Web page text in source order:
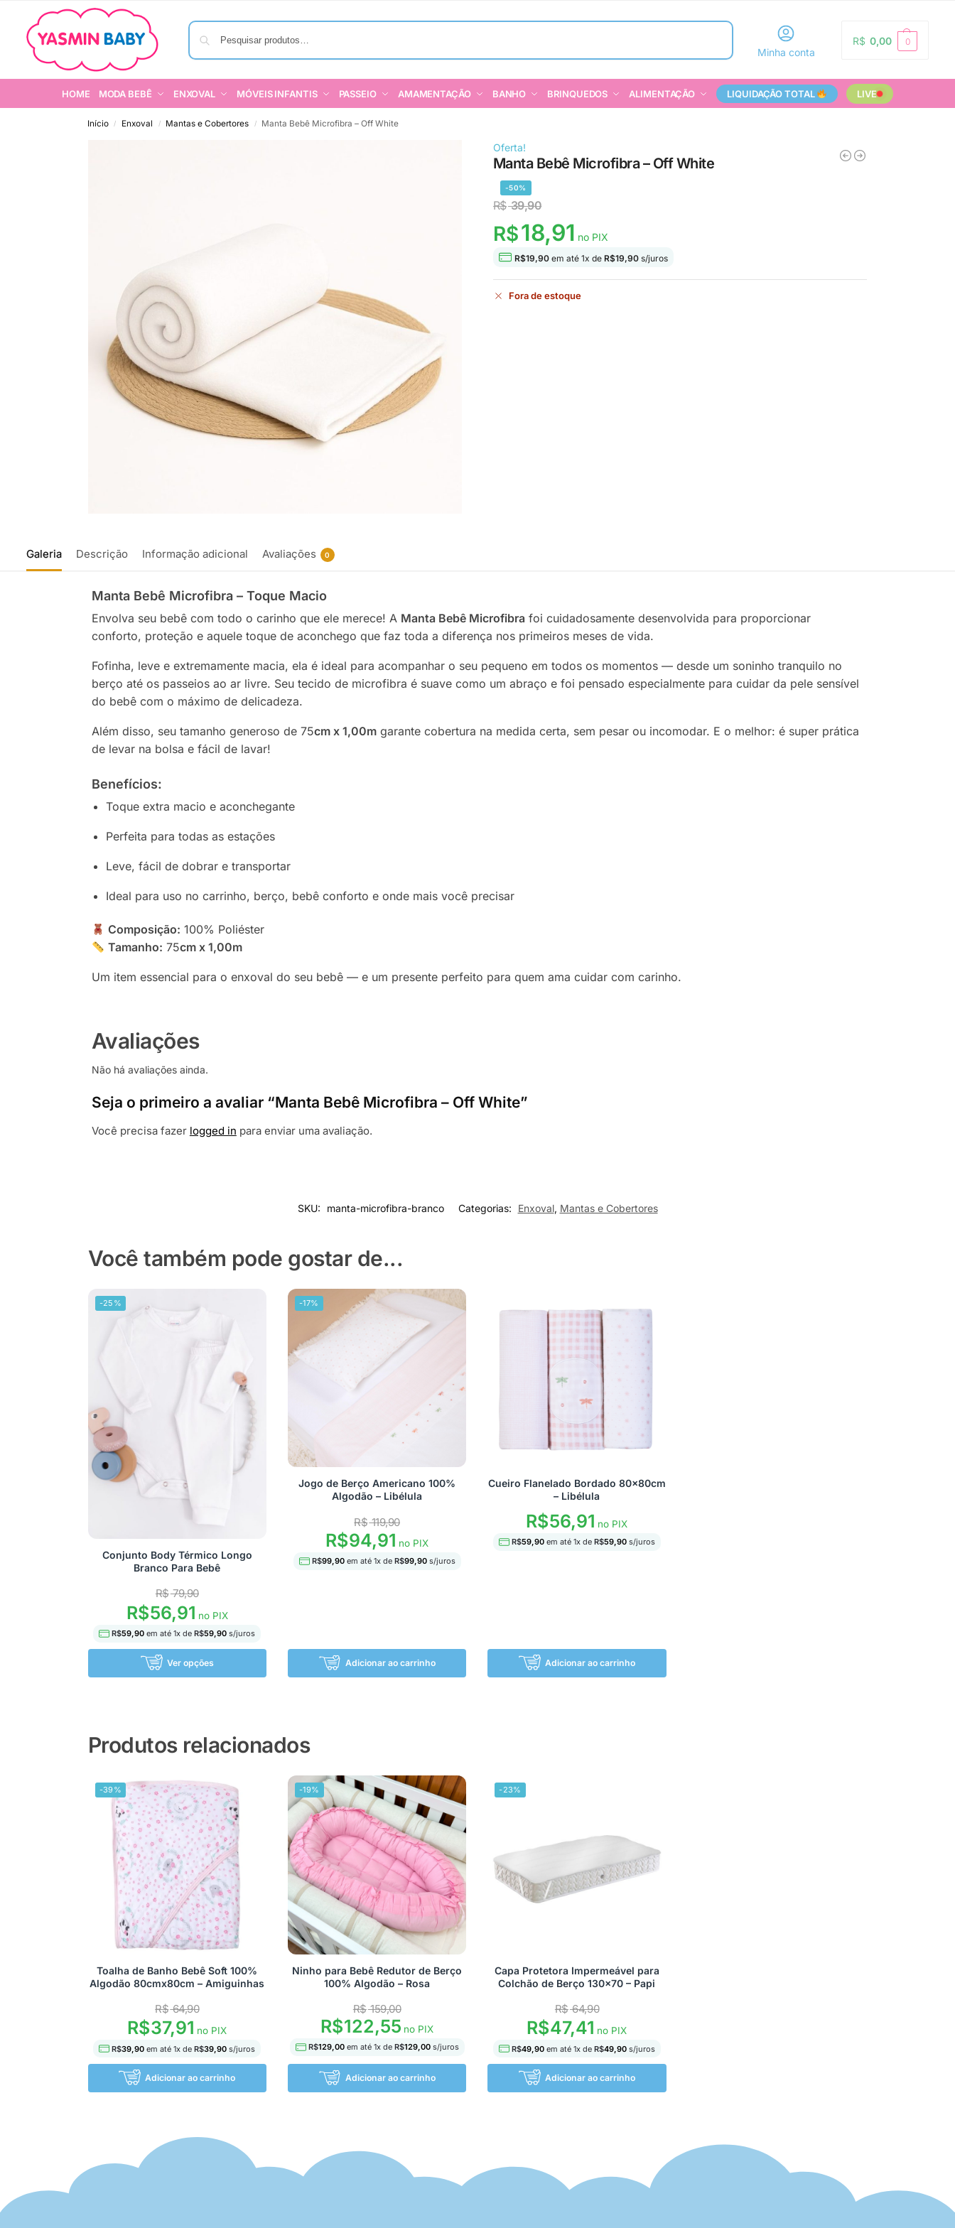
Pesquisar
Minha conta
R$ 0,00 0
HOME MODA BEBÊ ENXOVAL MÓVEIS INFANTIS PASSEIO AMAMENTAÇÃO BANHO BRINQUEDOS ALIMENTAÇÃO LIQUIDAÇÃO TOTAL LIVE
Início / Enxoval / Mantas e Cobertores / Manta Bebê Microfibra – Off White
Oferta!
Manta Bebê Microfibra – Off White
-50%
R$39,90
R$18,91 no PIX
R$19,90em até 1x de R$19,90s/juros
Fora de estoque
Galeria Descrição Informação adicional Avaliações 0
Manta Bebê Microfibra – Toque Macio
Envolva seu bebê com todo o carinho que ele merece! A Manta Bebê Microfibra foi cuidadosamente desenvolvida para proporcionar
conforto, proteção e aquele toque de aconchego que faz toda a diferença nos primeiros meses de vida.
Fofinha, leve e extremamente macia, ela é ideal para acompanhar o seu pequeno em todos os momentos — desde um soninho tranquilo no
berço até os passeios ao ar livre. Seu tecido de microfibra é suave como um abraço e foi pensado especialmente para cuidar da pele sensível
do bebê com o máximo de delicadeza.
Além disso, seu tamanho generoso de 75cm x 1,00mgarante cobertura na medida certa, sem pesar ou incomodar. E o melhor: é super prática
de levar na bolsa e fácil de lavar!
Benefícios:
Toque extra macio e aconchegante
Perfeita para todas as estações
Leve, fácil de dobrar e transportar
Ideal para uso no carrinho, berço, bebê conforto e onde mais você precisar
Composição: 100% Poliéster
Tamanho: 75cm x 1,00m
Um item essencial para o enxoval do seu bebê — e um presente perfeito para quem ama cuidar com carinho.
Avaliações
Não há avaliações ainda.
Seja o primeiro a avaliar “Manta Bebê Microfibra – Off White”
Você precisa fazer logged in para enviar uma avaliação.
SKU: manta-microfibra-branco Categorias: Enxoval, Mantas e Cobertores
Você também pode gostar de...
-25%
Conjunto Body Térmico Longo
Branco Para Bebê
R$79,90
R$56,91 no PIX
R$59,90 em até1x deR$59,90 s/juros
Ver opções
-17%
Jogo de Berço Americano 100%
Algodão – Libélula
R$119,90
R$94,91 no PIX
R$99,90 em até 1x de R$99,90s/juros
Adicionar ao carrinho
Cueiro Flanelado Bordado 80x80cm
– Libélula
R$56,91 no PIX
R$59,90 em até 1x de R$59,90s/juros
Adicionar ao carrinho
Produtos relacionados
-39%
Toalha de Banho Bebê Soft 100%
Algodão 80cmx80cm – Amiguinhas
R$64,90
R$37,91 no PIX
R$39,90 em até1x deR$39,90 s/juros
Adicionar ao carrinho
-19%
Ninho para Bebê Redutor de Berço
100% Algodão – Rosa
R$159,00
R$122,55 no PIX
R$129,00 em até 1x de R$129,00s/juros
Adicionar ao carrinho
-23%
Capa Protetora Impermeável para
Colchão de Berço 130×70 – Papi
R$64,90
R$47,41 no PIX
R$49,90 em até 1x de R$49,90s/juros
Adicionar ao carrinho